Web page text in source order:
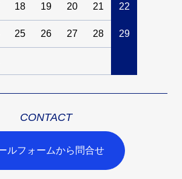
18 19 20 21 22
25 26 27 28 29
CONTACT
ルフォームから問合せ